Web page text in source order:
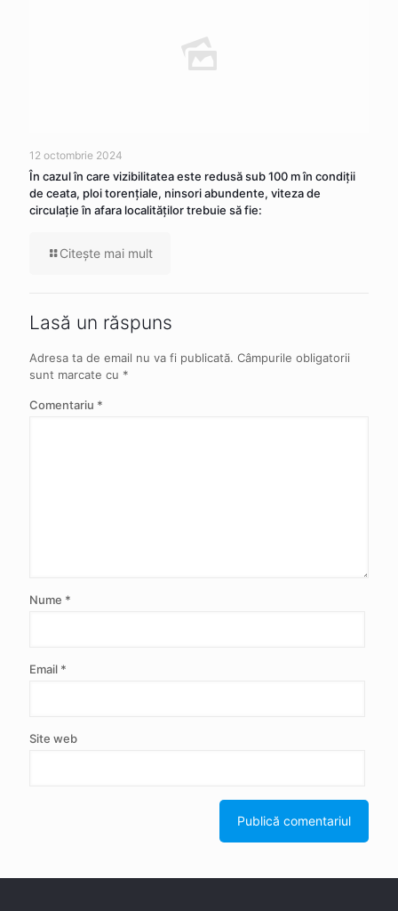
12 octombrie 2024
În cazul în care vizibilitatea este redusă sub 100 m în condiţii
de ceata, ploi torenţiale, ninsori abundente, viteza de
circulaţie în afara localităţilor trebuie să fie:
Citeşte mai mult
Lasă un răspuns
Adresa ta de email nu va fi publicată. Câmpurile obligatorii
sunt marcate cu *
Comentariu *
Nume *
Email *
Site web